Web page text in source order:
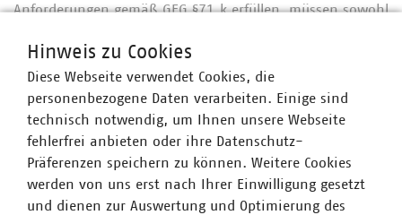
Anforderungen gemäß GEG §71 k erfüllen, müssen sowohl
sowie in den Verteilernetzen selbst umfassend
Berücksichtigung finden, da im zugrundeliegenden
Planungsprozess „bottom-up“ ein kohärentes Zielbild
der deutschen Wasserstoffinfrastruktur unter
Berücksichtigung der „top-down“ FNB-Planungen,
lokaler H2-Einspeisungen, örtlicher (Industrie-) Bedarfe
und der Wärmeplanung entsteht. Wie die
Transformationspläne genau in den
Hinweis zu Cookies
Diese Webseite verwendet Cookies, die
personenbezogene Daten verarbeiten. Einige sind
technisch notwendig, um Ihnen unsere Webseite
fehlerfrei anbieten oder ihre Datenschutz-
Präferenzen speichern zu können. Weitere Cookies
werden von uns erst nach Ihrer Einwilligung gesetzt
und dienen zur Auswertung und Optimierung des